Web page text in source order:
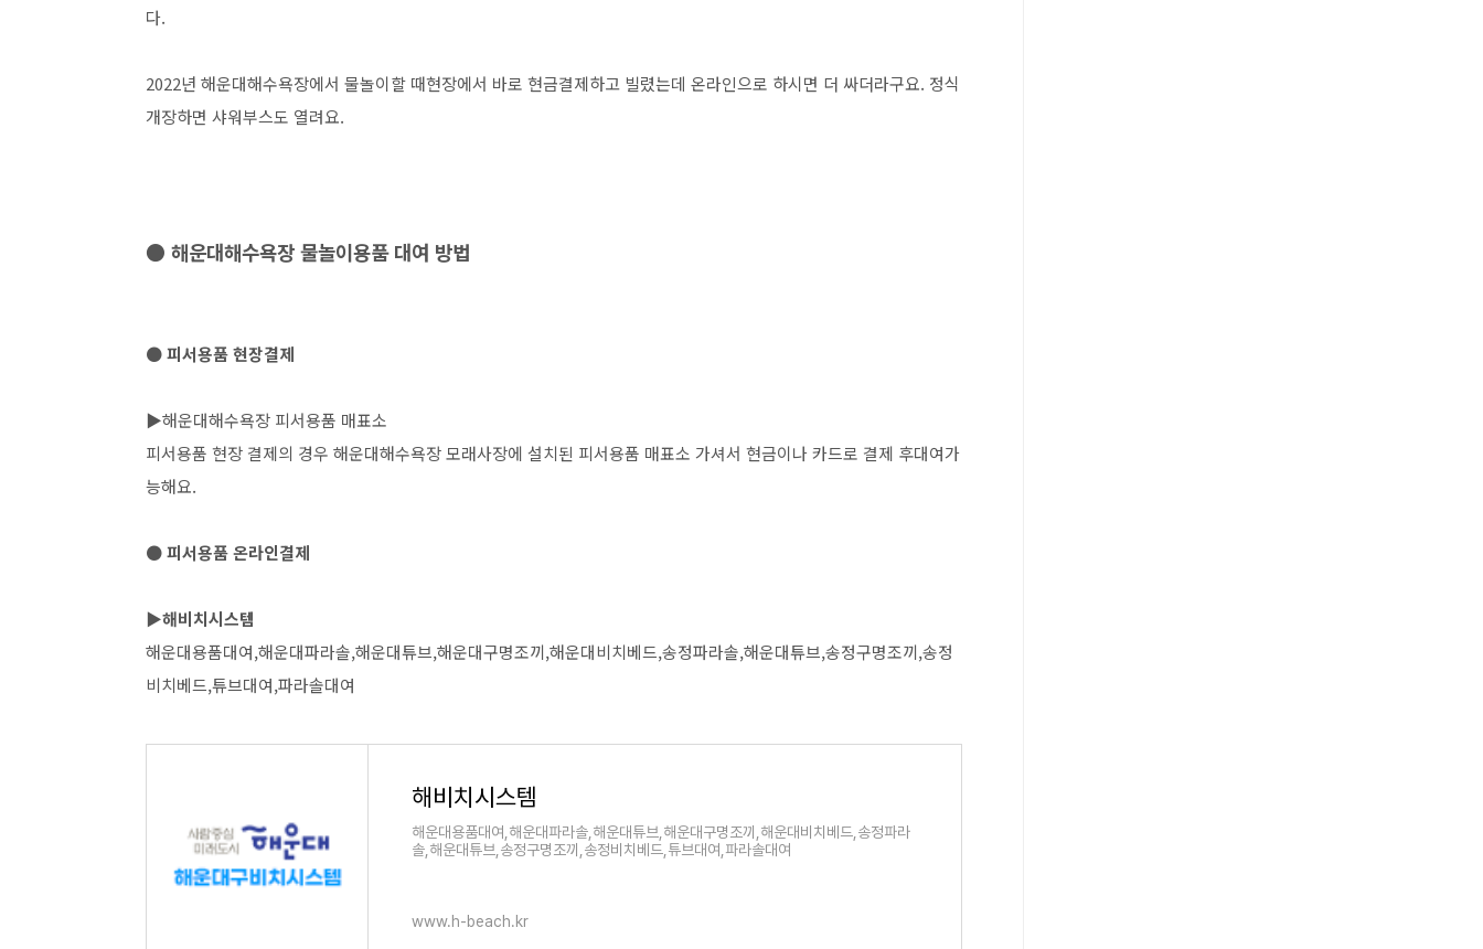
다.
2022년 해운대해수욕장에서 물놀이할 때현장에서 바로 현금결제하고 빌렸는데 온라인으로 하시면 더 싸더라구요. 정식
개장하면 샤워부스도 열려요.
● 해운대해수욕장 물놀이용품 대여 방법
● 피서용품 현장결제
▶해운대해수욕장 피서용품 매표소
피서용품 현장 결제의 경우 해운대해수욕장 모래사장에 설치된 피서용품 매표소 가셔서 현금이나 카드로 결제 후대여가
능해요.
● 피서용품 온라인결제
▶해비치시스템
해운대용품대여,해운대파라솔,해운대튜브,해운대구명조끼,해운대비치베드,송정파라솔,해운대튜브,송정구명조끼,송정
비치베드,튜브대여,파라솔대여
해비치시스템
해운대용품대여,해운대파라솔,해운대튜브,해운대구명조끼,해운대비치베드,송정파라
솔,해운대튜브,송정구명조끼,송정비치베드,튜브대여,파라솔대여
www.h-beach.kr